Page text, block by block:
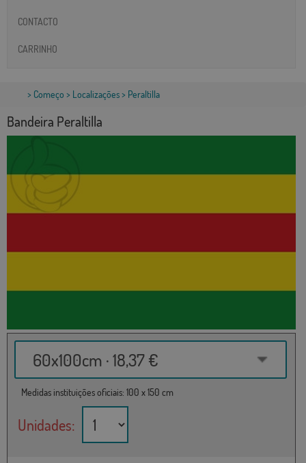
CONTACTO
CARRINHO
> Começo > Localizações> Peraltilla
Bandeira Peraltilla
60x100cm · 18,37 €
Medidas instituições oficiais: 100 x 150 cm
Unidades: